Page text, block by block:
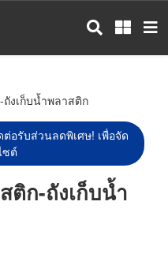
งเก็บน้ำพลาสติก
อรับส่วนลดพิเศษ! เพื่อจัด
ซต์
ก-ถังเก็บน้ำ